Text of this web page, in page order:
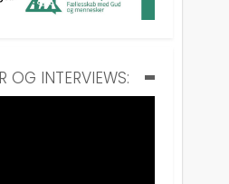
OG INTERVIEWS: